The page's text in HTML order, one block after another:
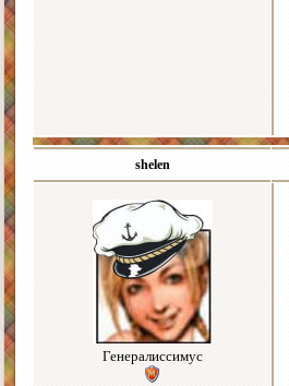
shelen
Генералиссимус